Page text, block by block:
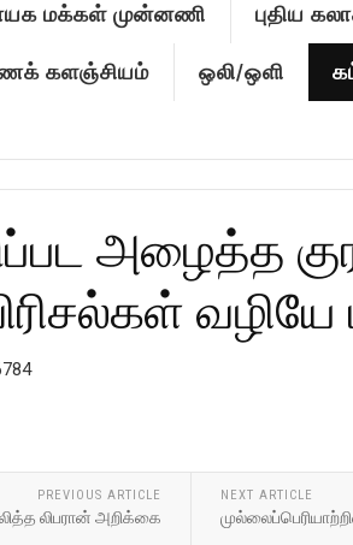
மக்கள் முன்னணி புதிய
களஞ்சியம் ஒலி/ஒளி
அழைத்த
வழியே
PREVIOUS ARTICLE
லிபரான் அறிக்கை
NEXT ARTICLE